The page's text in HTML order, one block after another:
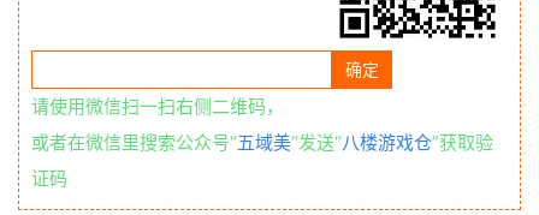
请使用微信扫一扫右侧二维码，
或者在微信里搜索公众号“五域美“发送“八楼游戏仓”获取验
证码